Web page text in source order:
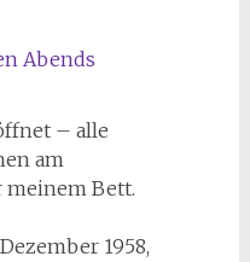
Abends
– alle
am
meinem Bett.
1958,